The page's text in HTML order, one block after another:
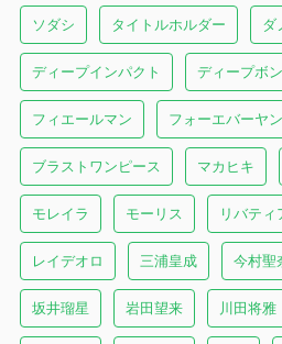
ソダシ タイトルホルダー ダ
ディープインパクト ディープボ
フィエールマン フォーエバーヤ
ブラストワンピース マカヒキ
モレイラ モーリス リバティ
レイデオロ 三浦皇成 今村聖
坂井瑠星 岩田望来 川田将雅